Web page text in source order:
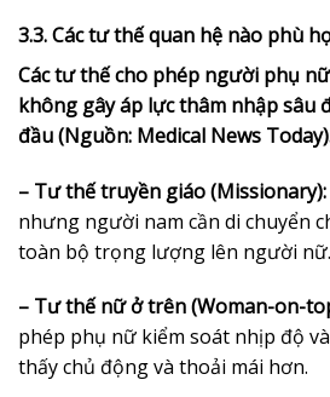
3.3. Các tư thế quan hệ nào phù
Các tư thế cho phép người phụ
không gây áp lực thâm nhập sâu
đầu (Nguồn: Medical News
– Tư thế truyền giáo (Missionary):
nhưng người nam cần di chuyển
toàn bộ trọng lượng lên người nữ.
– Tư thế nữ ở trên (Woman-on-
phép phụ nữ kiểm soát nhịp độ
thấy chủ động và thoải mái hơn.